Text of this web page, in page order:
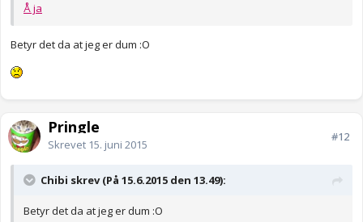
Å ja
Betyr det da at jeg er dum :O
Pringle
Skrevet 15. juni 2015
#12
Chibi skrev (På 15.6.2015 den 13.49):
Betyr det da at jeg er dum :O